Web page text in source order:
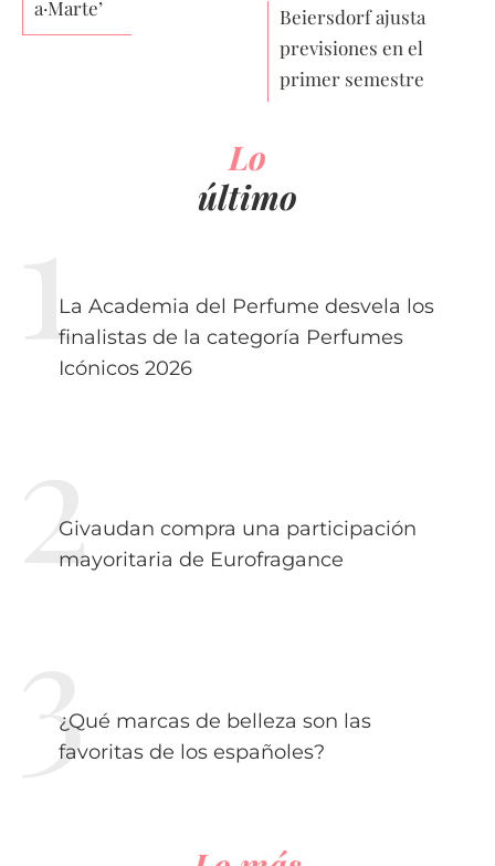
a·Marte’
Beiersdorf ajusta
previsiones en el
primer semestre
Lo
último
La Academia del Perfume desvela los
finalistas de la categoría Perfumes
Icónicos 2026
Givaudan compra una participación
mayoritaria de Eurofragance
¿Qué marcas de belleza son las
favoritas de los españoles?